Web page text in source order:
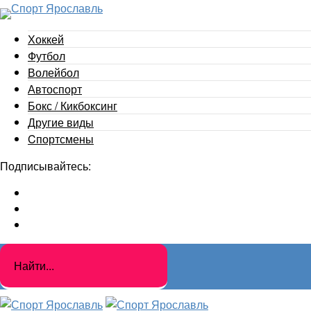
Хоккей
Футбол
Волейбол
Автоспорт
Бокс / Кикбоксинг
Другие виды
Cпортсмены
Подписывайтесь: